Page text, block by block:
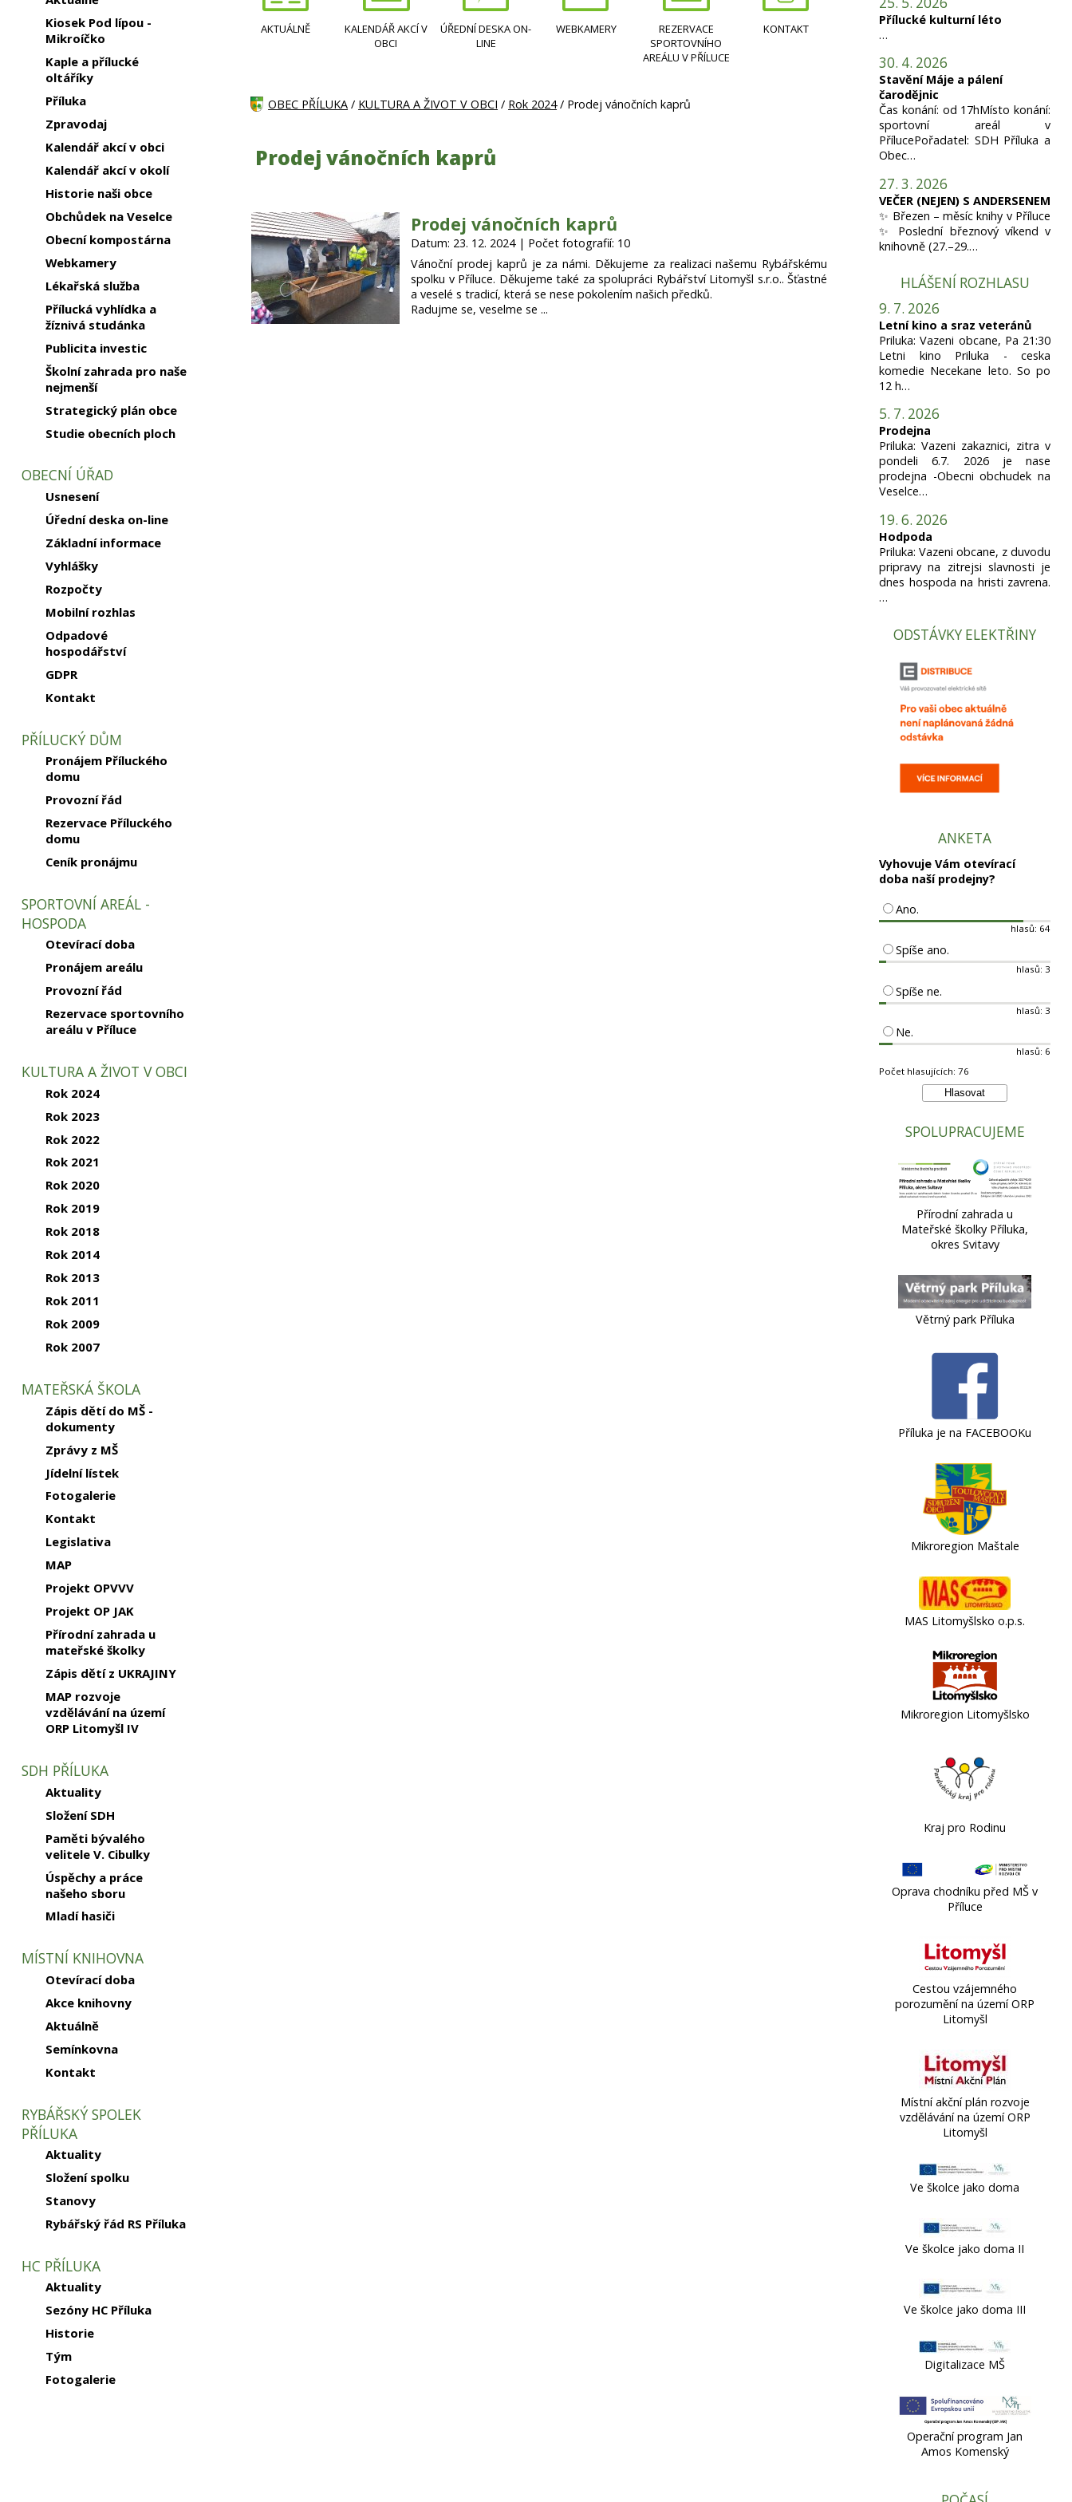
Kiosek Pod lípou -
Mikroíčko
Kaple a přílucké
oltáříky
Příluka
Zpravodaj
Kalendář akcí v obci
Kalendář akcí v okolí
Historie naši obce
Obchůdek na Veselce
Obecní kompostárna
Webkamery
Lékařská služba
Přílucká vyhlídka a
žíznivá studánka
Publicita investic
Školní zahrada pro naše
nejmenší
Strategický plán obce
Studie obecních ploch
OBECNÍ ÚŘAD
Usnesení
Úřední deska on-line
Základní informace
Vyhlášky
Rozpočty
Mobilní rozhlas
Odpadové
hospodářství
GDPR
Kontakt
PŘÍLUCKÝ DŮM
Pronájem Příluckého
domu
Provozní řád
Rezervace Příluckého
domu
Ceník pronájmu
SPORTOVNÍ AREÁL -
HOSPODA
Otevírací doba
Pronájem areálu
Provozní řád
Rezervace sportovního
areálu v Příluce
KULTURA A ŽIVOT V OBCI
Rok 2024
Rok 2023
Rok 2022
Rok 2021
Rok 2020
Rok 2019
Rok 2018
Rok 2014
Rok 2013
Rok 2011
Rok 2009
Rok 2007
MATEŘSKÁ ŠKOLA
Zápis dětí do MŠ -
dokumenty
Zprávy z MŠ
Jídelní lístek
Fotogalerie
Kontakt
Legislativa
MAP
Projekt OPVVV
Projekt OP JAK
Přírodní zahrada u
mateřské školky
Zápis dětí z UKRAJINY
MAP rozvoje
vzdělávání na území
ORP Litomyšl IV
SDH PŘÍLUKA
Aktuality
Složení SDH
Paměti bývalého
velitele V. Cibulky
Úspěchy a práce
našeho sboru
Mladí hasiči
MÍSTNÍ KNIHOVNA
Otevírací doba
Akce knihovny
Aktuálně
Semínkovna
Kontakt
RYBÁŘSKÝ SPOLEK
PŘÍLUKA
Aktuality
Složení spolku
Stanovy
Rybářský řád RS Příluka
HC PŘÍLUKA
Aktuality
Sezóny HC Příluka
Historie
Tým
Fotogalerie
AKTUÁLNĚ
KALENDÁŘ AKCÍ V
OBCI
ÚŘEDNÍ DESKA ON-
LINE
WEBKAMERY
REZERVACE
SPORTOVNÍHO
AREÁLU V PŘÍLUCE
KONTAKT
OBEC PŘÍLUKA / KULTURA A ŽIVOT V OBCI / Rok 2024/ Prodej vánočních kaprů
Prodej vánočních kaprů
Prodej vánočních kaprů
Datum: 23. 12. 2024 | Počet fotografií: 10
Vánoční prodej kaprů je za námi. Děkujeme za realizaci našemu Rybářskému
spolku v Příluce. Děkujeme také za spolupráci Rybářství Litomyšl s.r.o.. Šťastné
a veselé s tradicí, která se nese pokolením našich předků.
Radujme se, veselme se ...
Přílucké kulturní léto
…
30. 4. 2026
Stavění Máje a pálení
čarodějnic
Čas konání: od 17hMísto konání:
sportovní areál v
PřílucePořadatel: SDH Příluka a
Obec…
27. 3. 2026
VEČER (NEJEN) S ANDERSENEM
✨ Březen – měsíc knihy v Příluce
✨ Poslední březnový víkend v
knihovně (27.–29.…
HLÁŠENÍ ROZHLASU
9. 7. 2026
Letní kino a sraz veteránů
Priluka: Vazeni obcane, Pa 21:30
Letni kino Priluka - ceska
komedie Necekane leto. So po
12 h…
5. 7. 2026
Prodejna
Priluka: Vazeni zakaznici, zitra v
pondeli 6.7. 2026 je nase
prodejna -Obecni obchudek na
Veselce…
19. 6. 2026
Hodpoda
Priluka: Vazeni obcane, z duvodu
pripravy na zitrejsi slavnosti je
dnes hospoda na hristi zavrena.
…
ODSTÁVKY ELEKTŘINY
ANKETA
Vyhovuje Vám otevírací
doba naší prodejny?
Ano.
hlasů: 64
Spíše ano.
hlasů: 3
Spíše ne.
hlasů: 3
Ne.
hlasů: 6
Počet hlasujících: 76
SPOLUPRACUJEME
Přírodní zahrada u
Mateřské školky Příluka,
okres Svitavy
Větrný park Příluka
Příluka je na FACEBOOKu
Mikroregion Maštale
MAS Litomyšlsko o.p.s.
Mikroregion Litomyšlsko
Kraj pro Rodinu
Oprava chodníku před MŠ v
Příluce
Cestou vzájemného
porozumění na území ORP
Litomyšl
Místní akční plán rozvoje
vzdělávání na území ORP
Litomyšl
Ve školce jako doma
Ve školce jako doma II
Ve školce jako doma III
Digitalizace MŠ
Operační program Jan
Amos Komenský